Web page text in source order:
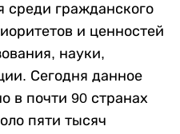
среди гражданского
и ценностей
науки,
Сегодня данное
в почти 90 странах
пяти тысяч